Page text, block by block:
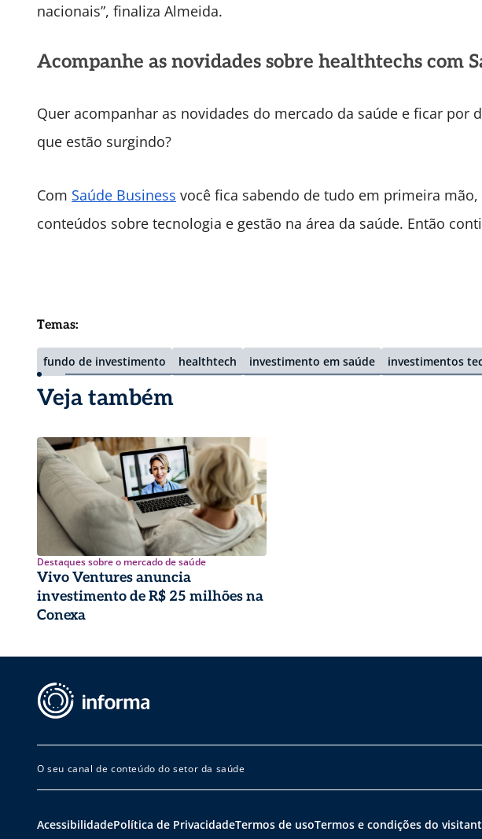
nacionais”, finaliza Almeida.
Acompanhe as novidades sobre healthtechs com
Quer acompanhar as novidades do mercado da saúde e ficar por
que estão surgindo?
Com Saúde Business você fica sabendo de tudo em primeira
conteúdos sobre tecnologia e gestão na área da saúde. Então
Temas:
fundo de investimento healthtech investimento em saúde investimentos
Veja também
Destaques sobre o mercado de saúde
Vivo Ventures anuncia
investimento de R$ 25 milhões na
Conexa
O seu canal de conteúdo do setor da saúde
AcessibilidadePolítica de PrivacidadeTermos de usoTermos e condições do